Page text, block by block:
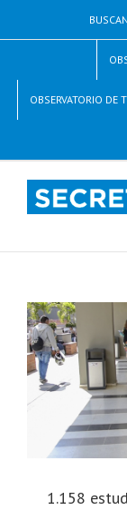
OBSERVATORIO DE
1.158